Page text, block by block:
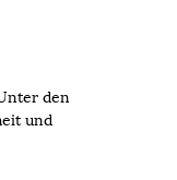
den
und